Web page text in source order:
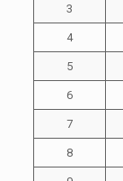
3
4
5
6
7
8